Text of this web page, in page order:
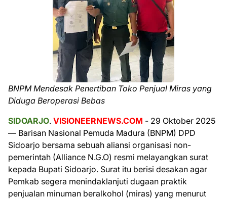
BNPM Mendesak Penertiban Toko Penjual Miras yang
Diduga Beroperasi Bebas
SIDOARJO. VISIONEERNEWS.COM - 29 Oktober 2025
— Barisan Nasional Pemuda Madura (BNPM) DPD
Sidoarjo bersama sebuah aliansi organisasi non-
pemerintah (Alliance N.G.O) resmi melayangkan surat
kepada Bupati Sidoarjo. Surat itu berisi desakan agar
Pemkab segera menindaklanjuti dugaan praktik
penjualan minuman beralkohol (miras) yang menurut